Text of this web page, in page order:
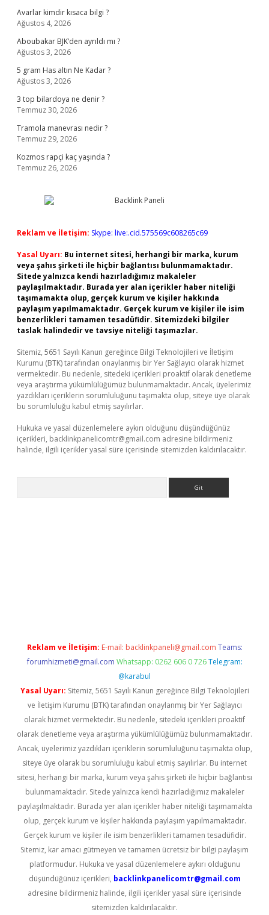
Avarlar kimdir kısaca bilgi ?
Ağustos 4, 2026
Aboubakar BJK’den ayrıldı mı ?
Ağustos 3, 2026
5 gram Has altın Ne Kadar ?
Ağustos 3, 2026
3 top bilardoya ne denir ?
Temmuz 30, 2026
Tramola manevrası nedir ?
Temmuz 29, 2026
Kozmos rapçi kaç yaşında ?
Temmuz 26, 2026
Reklam ve İletişim: Skype: live:.cid.575569c608265c69
Yasal Uyarı: Bu internet sitesi, herhangi bir marka, kurum
veya şahıs şirketi ile hiçbir bağlantısı bulunmamaktadır.
Sitede yalnızca kendi hazırladığımız makaleler
paylaşılmaktadır. Burada yer alan içerikler haber niteliği
taşımamakta olup, gerçek kurum ve kişiler hakkında
paylaşım yapılmamaktadır. Gerçek kurum ve kişiler ile isim
benzerlikleri tamamen tesadüfidir. Sitemizdeki bilgiler
taslak halindedir ve tavsiye niteliği taşımazlar.
Sitemiz, 5651 Sayılı Kanun gereğince Bilgi Teknolojileri ve İletişim
Kurumu (BTK) tarafından onaylanmış bir Yer Sağlayıcı olarak hizmet
vermektedir. Bu nedenle, sitedeki içerikleri proaktif olarak denetleme
veya araştırma yükümlülüğümüz bulunmamaktadır. Ancak, üyelerimiz
yazdıkları içeriklerin sorumluluğunu taşımakta olup, siteye üye olarak
bu sorumluluğu kabul etmiş sayılırlar.
Hukuka ve yasal düzenlemelere aykırı olduğunu düşündüğünüz
içerikleri, backlinkpanelicomtr@gmail.com adresine bildirmeniz
halinde, ilgili içerikler yasal süre içerisinde sitemizden kaldırılacaktır.
Reklam ve İletişim: E-mail: backlinkpaneli@gmail.com Teams:
forumhizmeti@gmail.com Whatsapp: 0262 606 0 726 Telegram:
@karabul
Yasal Uyarı: Sitemiz, 5651 Sayılı Kanun gereğince Bilgi Teknolojileri
ve İletişim Kurumu (BTK) tarafından onaylanmış bir Yer Sağlayıcı
olarak hizmet vermektedir. Bu nedenle, sitedeki içerikleri proaktif
olarak denetleme veya araştırma yükümlülüğümüz bulunmamaktadır.
Ancak, üyelerimiz yazdıkları içeriklerin sorumluluğunu taşımakta olup,
siteye üye olarak bu sorumluluğu kabul etmiş sayılırlar. Bu internet
sitesi, herhangi bir marka, kurum veya şahıs şirketi ile hiçbir bağlantısı
bulunmamaktadır. Sitede yalnızca kendi hazırladığımız makaleler
paylaşılmaktadır. Burada yer alan içerikler haber niteliği taşımamakta
olup, gerçek kurum ve kişiler hakkında paylaşım yapılmamaktadır.
Gerçek kurum ve kişiler ile isim benzerlikleri tamamen tesadüfidir.
Sitemiz, kar amacı gütmeyen ve tamamen ücretsiz bir bilgi paylaşım
platformudur. Hukuka ve yasal düzenlemelere aykırı olduğunu
düşündüğünüz içerikleri, backlinkpanelicomtr@gmail.com
adresine bildirmeniz halinde, ilgili içerikler yasal süre içerisinde
sitemizden kaldırılacaktır.